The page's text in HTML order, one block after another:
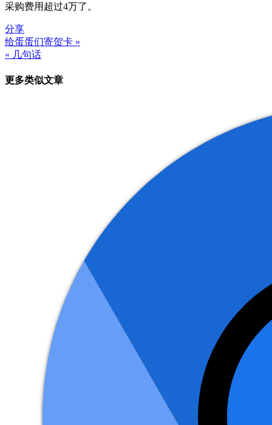
采购费用超过4万了。
分享
文
章
导
给蛋蛋们寄贺卡 »
« 几句话
更多类似文章